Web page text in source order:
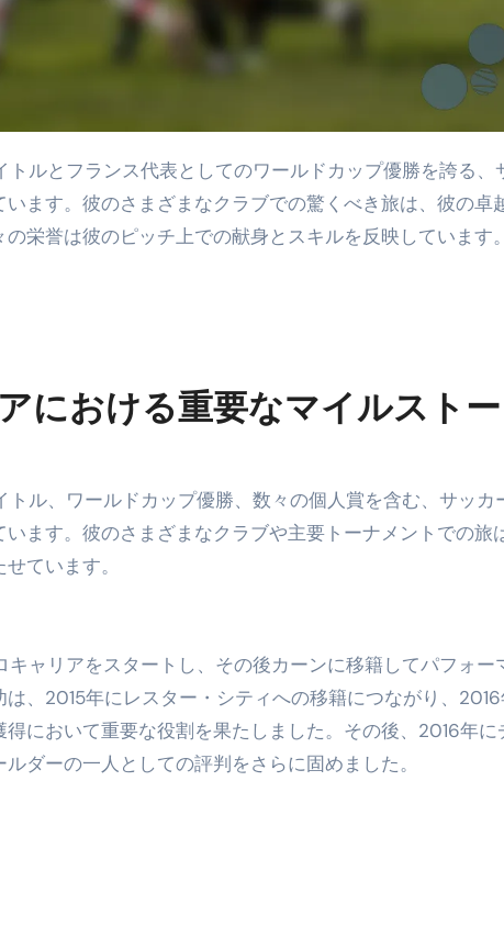
ます。彼のさまざまなクラブでの驚くべき旅は、彼の卓
栄誉は彼のピッチ上での献身とスキルを反映しています
における重要なマイルスト
トル、ワールドカップ優勝、数々の個人賞を含む、サッカ
ます。彼のさまざまなクラブや主要トーナメントでの旅
ています。
キャリアをスタートし、その後カーンに移籍してパフォー
、2015年にレスター・シティへの移籍につながり、
において重要な役割を果たしました。その後、2016年に
ダーの一人としての評判をさらに固めました。